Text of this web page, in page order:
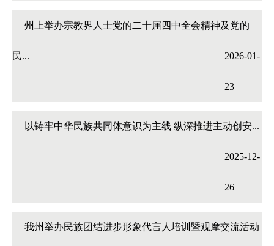
州上举办宗教界人士党的二十届四中全会精神及党的
民... 2026-01-
23
以铸牢中华民族共同体意识为主线 纵深推进主动创安...
2025-12-
26
我州举办民族团结进步形象代言人培训暨观摩交流活动